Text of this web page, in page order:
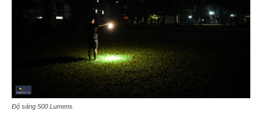
Độ sáng 500 Lumens.